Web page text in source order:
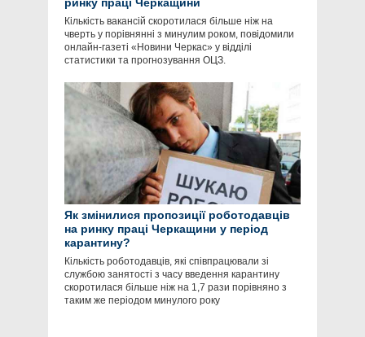
ринку праці Черкащини
Кількість вакансій скоротилася більше ніж на
чверть у порівнянні з минулим роком, повідомили
онлайн-газеті «Новини Черкас» у відділі
статистики та прогнозування ОЦЗ.
Як змінилися пропозиції роботодавців
на ринку праці Черкащини у період
карантину?
Кількість роботодавців, які співпрацювали зі
службою занятості з часу введення карантину
скоротилася більше ніж на 1,7 рази порівняно з
таким же періодом минулого року